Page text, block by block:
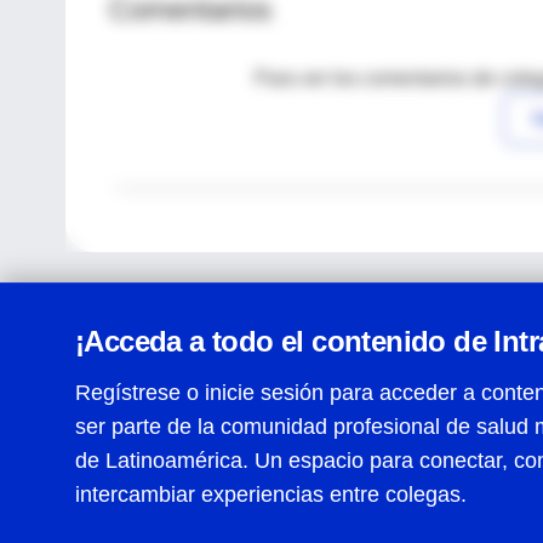
Comentarios
Para ver los comentarios de
¡Acceda a todo el contenido de
Regístrese o inicie sesión para acceder a
ser parte de la comunidad profesional de salud
de Latinoamérica. Un espacio para conectar,
intercambiar experiencias entre colegas.
Centro de Ayuda
Términos y condiciones| Políticas de privacidad